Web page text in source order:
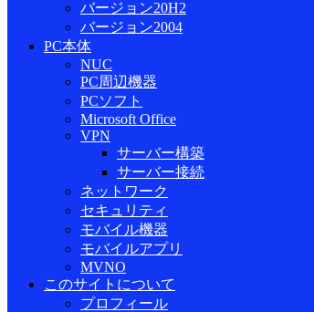
バージョン20H2
バージョン2004
PC本体
NUC
PC周辺機器
PCソフト
Microsoft Office
VPN
サーバー構築
サーバー接続
ネットワーク
セキュリティ
モバイル機器
モバイルアプリ
MVNO
このサイトについて
プロフィール